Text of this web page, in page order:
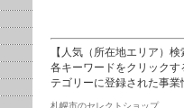
【人気（所在地エリア）
各キーワードをクリック
テゴリーに登録された事
札幌市のセレクトショップ